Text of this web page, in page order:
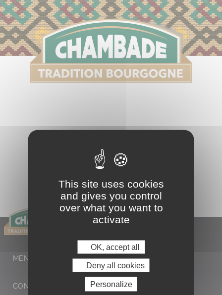
MENTIONS LÉGALES ET POLITIQUE DE
CONFIDENTIALITÉ
This site uses cookies
and gives you control
over what you want to
activate
OK, accept all
Deny all cookies
Personalize